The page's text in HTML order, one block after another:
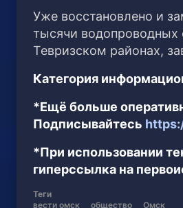
Уже восстановлено и
тысячи
Тевризском районах,
Категория
*Ещё больше
Подписывайтесь
*При использовании
гиперссылка на
Теги
вести омск
общество Омск